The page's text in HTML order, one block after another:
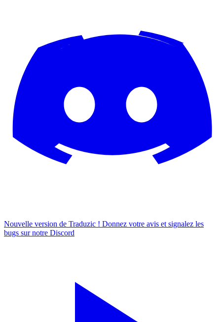
Nouvelle version de Traduzic ! Donnez votre avis et signalez les
bugs sur notre Discord